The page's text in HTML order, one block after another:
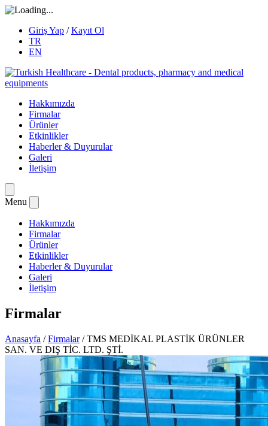
Giriş Yap /Kayıt Ol
TR
EN
Hakkımızda
Firmalar
Ürünler
Etkinlikler
Haberler & Duyurular
Galeri
İletişim
Menu
Hakkımızda
Firmalar
Ürünler
Etkinlikler
Haberler & Duyurular
Galeri
İletişim
Firmalar
Anasayfa /Firmalar/ TMS MEDİKAL PLASTİK ÜRÜNLER
SAN. VE DIŞ TİC. LTD. ŞTİ.